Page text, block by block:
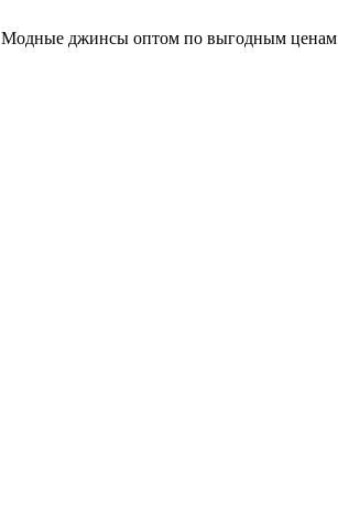
Модные джинсы оптом по выгодным ценам